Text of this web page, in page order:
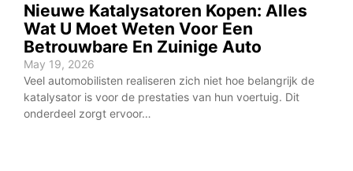
Nieuwe Katalysatoren Kopen: Alles
Wat U Moet Weten Voor Een
Betrouwbare En Zuinige Auto
May 19, 2026
Veel automobilisten realiseren zich niet hoe belangrijk de
katalysator is voor de prestaties van hun voertuig. Dit
onderdeel zorgt ervoor…